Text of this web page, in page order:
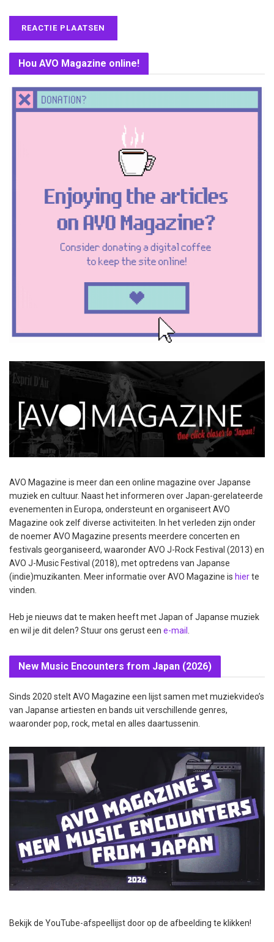
Hou AVO Magazine online!
AVO Magazine is meer dan een online magazine over Japanse
muziek en cultuur. Naast het informeren over Japan-gerelateerde
evenementen in Europa, ondersteunt en organiseert AVO
Magazine ook zelf diverse activiteiten. In het verleden zijn onder
de noemer AVO Magazine presents meerdere concerten en
festivals georganiseerd, waaronder AVO J-Rock Festival (2013) en
AVO J-Music Festival (2018), met optredens van Japanse
(indie)muzikanten. Meer informatie over AVO Magazine is hierte
vinden.
Heb je nieuws dat te maken heeft met Japan of Japanse muziek
en wil je dit delen? Stuur ons gerust een e-mail
New Music Encounters from Japan (2026)
Sinds 2020 stelt AVO Magazine een lijst samen met muziekvideo’s
van Japanse artiesten en bands uit verschillende genres,
waaronder pop, rock, metal en alles daartussenin.
Bekijk de YouTube-afspeellijst door op de afbeelding te klikken!